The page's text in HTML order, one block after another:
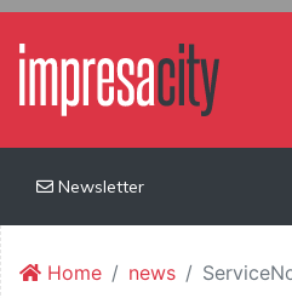
Newsletter
Home news